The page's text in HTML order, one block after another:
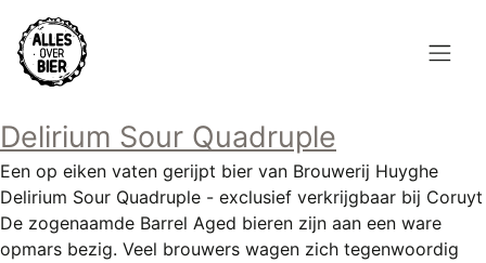
Overslaan
en
naar
gaan
Hoofdnavigatie
HOME
BROUWEN
BLOG
Delirium Sour Quadruple
Een op eiken vaten gerijpt bier van Brouwerij Huyghe
Delirium Sour Quadruple - exclusief verkrijgbaar bij Coruyt
De zogenaamde Barrel Aged bieren zijn aan een ware
opmars bezig. Veel brouwers wagen zich tegenwoordig